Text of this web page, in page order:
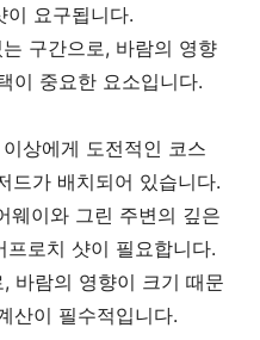
이 요구됩니다.
구간으로, 바람의 영향
이 중요한 요소입니다.
상에게 도전적인 코스
드가 배치되어 있습니다.
웨이와 그린 주변의 깊은
로치 샷이 필요합니다.
바람의 영향이 크기 때문
산이 필수적입니다.